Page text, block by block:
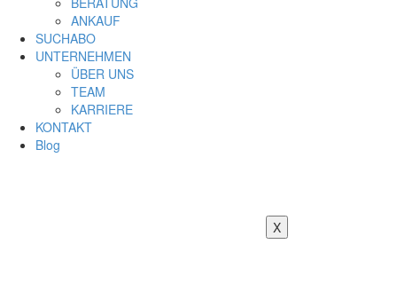
ANKAUF
SUCHABO
UNTERNEHMEN
ÜBER UNS
TEAM
KARRIERE
KONTAKT
Blog
X